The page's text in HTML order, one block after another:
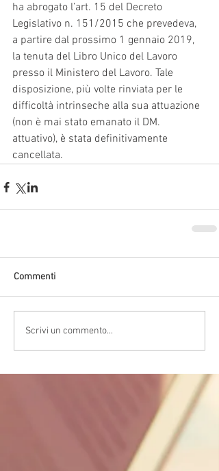
ha abrogato l’art. 15 del Decreto
Legislativo n. 151/2015 che prevedeva,
a partire dal prossimo 1 gennaio 2019,
la tenuta del Libro Unico del Lavoro
presso il Ministero del Lavoro. Tale
disposizione, più volte rinviata per le
difficoltà intrinseche alla sua attuazione
(non è mai stato emanato il DM.
attuativo), è stata definitivamente
cancellata.
Commenti
Scrivi un commento...